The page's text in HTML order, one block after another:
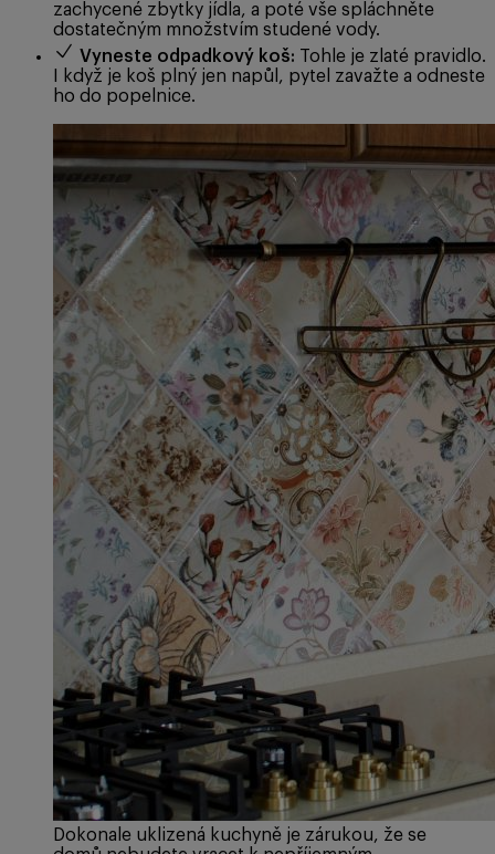
zachycené zbytky jídla, a poté vše spláchněte
dostatečným množstvím studené vody.
Vyneste odpadkový koš: Tohle je zlaté pravidlo.
I když je koš plný jen napůl, pytel zavažte a odneste
ho do popelnice.
Dokonale uklizená kuchyně je zárukou, že se